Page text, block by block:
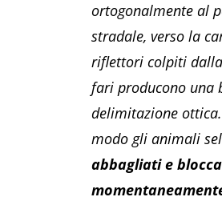
ortogonalmente al
stradale, verso la
riflettori colpiti
fari producono una
delimitazione
modo gli animali
abbagliati e